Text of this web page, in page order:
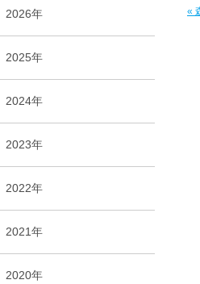
«
2026年
2025年
2024年
2023年
2022年
2021年
2020年